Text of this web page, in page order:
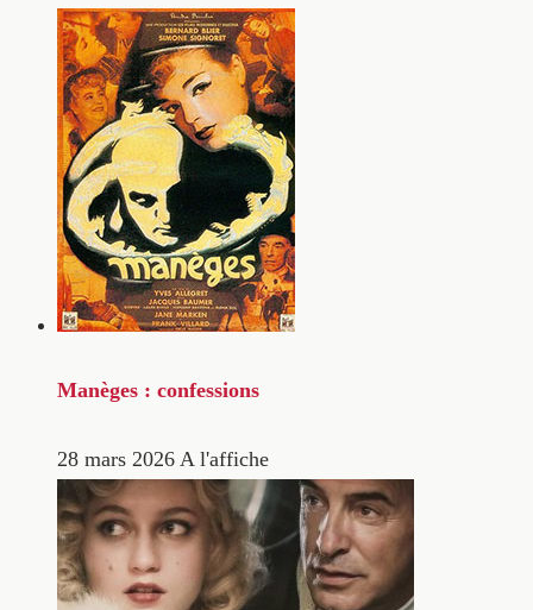
Manèges : confessions
28 mars 2026 A l'affiche